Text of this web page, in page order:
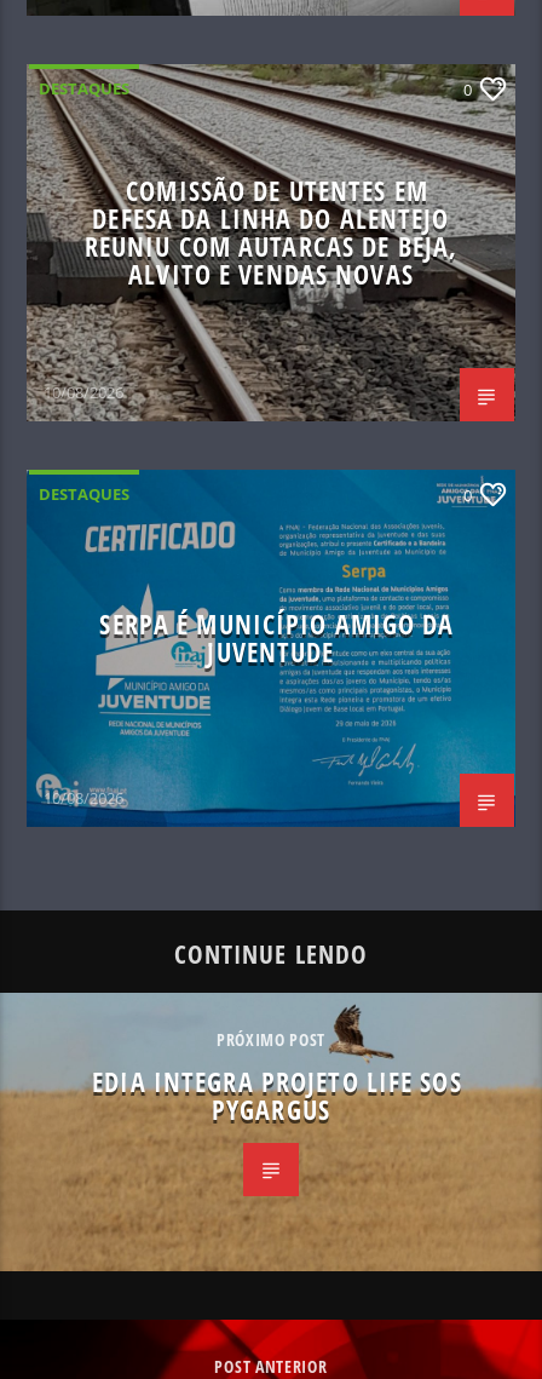
DESTAQUES 0
COMISSÃO DE UTENTES EM
DEFESA DA LINHA DO ALENTEJO
REUNIU COM AUTARCAS DE BEJA,
ALVITO E VENDAS NOVAS
10/08/2026
DESTAQUES 0
SERPA É MUNICÍPIO AMIGO DA
JUVENTUDE
10/08/2026
CONTINUE LENDO
PRÓXIMO POST
EDIA INTEGRA PROJETO LIFE SOS
PYGARGUS
POST ANTERIOR